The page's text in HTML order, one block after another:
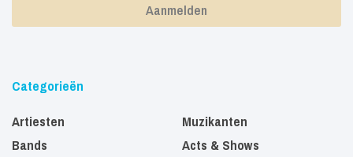
Categorieën
Artiesten
Bands
Muzikanten
Acts & Shows